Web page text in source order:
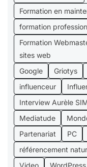
Formation en
formation
Formation
sites web
Google
Griotys
influenceur
Interview Aurèle
Mediatude
Partenariat
PC
référencement
Video
WordPress